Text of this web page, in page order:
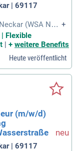
| 69117
(WSA Nec
in (m/w/d) als
unbefristete Vo
im
für die Instan
entlang de
Hochwas
Bewerben Sie
Wasserbaus!
+
Flexible
+ weitere Benefits
Heute veröffentlicht
(m/w/d)
| 69117